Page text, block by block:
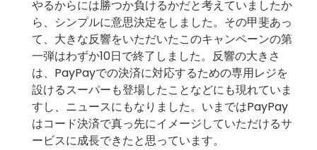
やるからには勝つか負けるかだと考えていましたか
ら、シンプルに意思決定をしました。その甲斐あっ
て、大きな反響をいただいたこのキャンペーンの第
一弾はわずか10日で終了しました。反響の大きさ
は、PayPayでの決済に対応するための専用レジを
設けるスーパーも登場したことなどにも現れていま
すし、ニュースにもなりました。いまではPayPay
はコード決済で真っ先にイメージしていただけるサ
ービスに成長できたと思っています。